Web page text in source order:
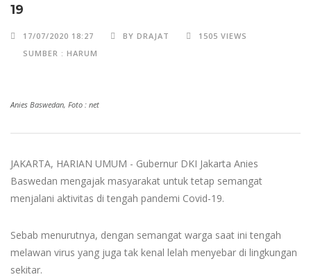
19
17/07/2020 18:27 BY DRAJAT
1505 VIEWS
SUMBER : HARUM
Anies Baswedan, Foto : net
JAKARTA, HARIAN UMUM - Gubernur DKI Jakarta Anies
Baswedan mengajak masyarakat untuk tetap semangat
menjalani aktivitas di tengah pandemi Covid-19.
Sebab menurutnya, dengan semangat warga saat ini tengah
melawan virus yang juga tak kenal lelah menyebar di lingkungan
sekitar.